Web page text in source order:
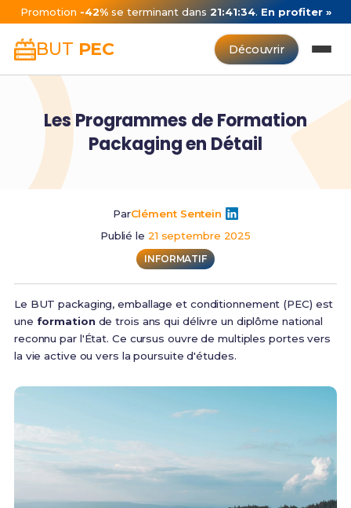
Promotion -42%se terminant dans 21:41:34. En profiter »
BUT PEC Découvrir
Les Programmes de Formation
Packaging en Détail
ParClément Sentein
Publié le 21 septembre 2025
INFORMATIF
Le BUT packaging, emballage et conditionnement (PEC) est
une formationde trois ans qui délivre un diplôme national
reconnu par l'État. Ce cursus ouvre de multiples portes vers
la vie active ou vers la poursuite d'études.